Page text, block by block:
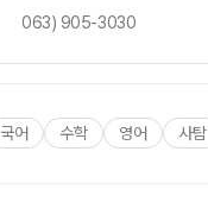
063) 905-3030
국어 수학 영어 사탐